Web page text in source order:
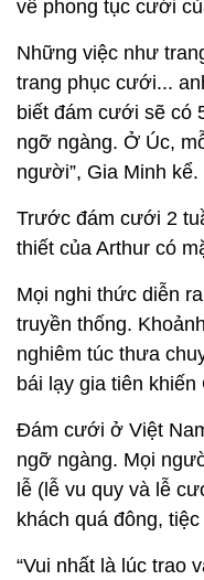
về phong tục cưới
Những việc như
trang phục cưới...
biết đám cưới sẽ có
ngỡ ngàng. Ở Úc,
người”, Gia Minh kể.
Trước đám cưới 2
thiết của Arthur có
Mọi nghi thức diễn
truyền thống.
nghiêm túc thưa
bái lạy gia tiên
Đám cưới ở Việt
ngỡ ngàng. Mọi
lễ (lễ vu quy và lễ
khách quá đông,
“Vui nhất là lúc trao